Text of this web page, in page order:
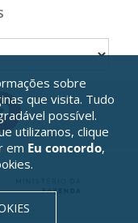
sobre
que visita. Tudo
possível.
utilizamos, clique
em Eu concordo,